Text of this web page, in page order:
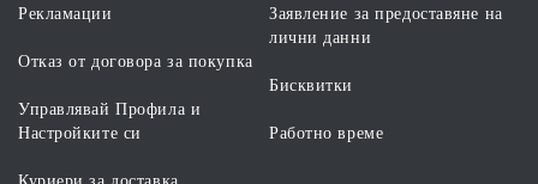
Рекламации
Отказ от договора за покупка
Управлявай Профила и
Настройките си
Заявление за предоставяне на
лични данни
Бисквитки
Работно време